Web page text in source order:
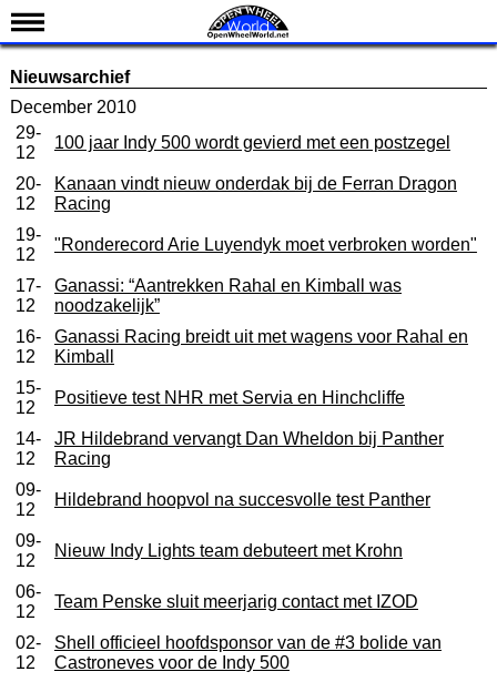
Kalender
Uitslagen
Standen
Coureurs
Teams
IndyCar 101
Indy 500
English
Nieuwsarchief
December 2010
29-
12
100 jaar Indy 500 wordt gevierd met een postzegel
20-
12
Kanaan vindt nieuw onderdak bij de Ferran Dragon
Racing
19-
12
"Ronderecord Arie Luyendyk moet verbroken worden"
17-
12
Ganassi: “Aantrekken Rahal en Kimball was
noodzakelijk”
16-
12
Ganassi Racing breidt uit met wagens voor Rahal en
Kimball
15-
12
Positieve test NHR met Servia en Hinchcliffe
14-
12
JR Hildebrand vervangt Dan Wheldon bij Panther
Racing
09-
12
Hildebrand hoopvol na succesvolle test Panther
09-
12
Nieuw Indy Lights team debuteert met Krohn
06-
12
Team Penske sluit meerjarig contact met IZOD
02-
12
Shell officieel hoofdsponsor van de #3 bolide van
Castroneves voor de Indy 500